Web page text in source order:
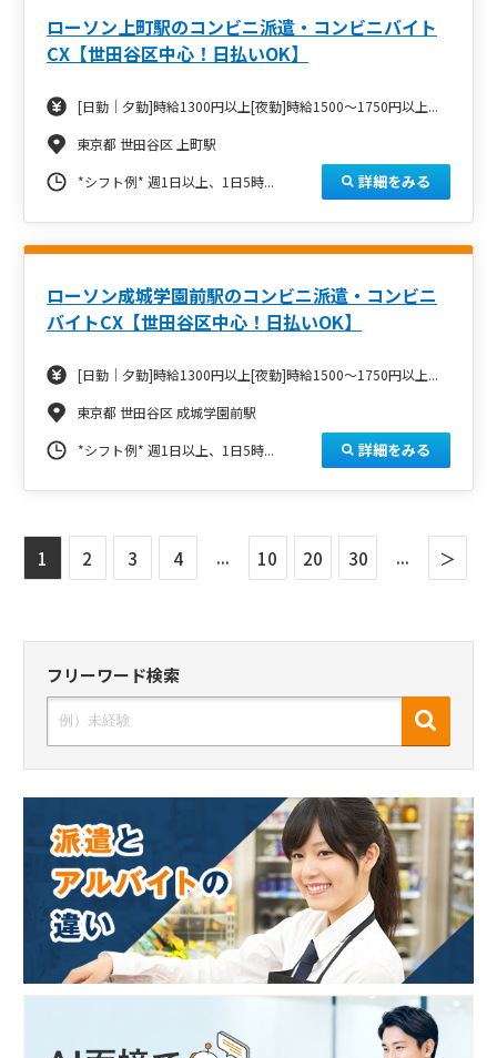
ローソン上町駅のコンビニ派遣・コンビニバイト
CX【世田谷区中心！日払いOK】
[日勤｜夕勤]時給1300円以上[夜勤]時給1500～1750円以上...
東京都 世田谷区 上町駅
*シフト例* 週1日以上、1日5時... 詳細をみる
ローソン成城学園前駅のコンビニ派遣・コンビニ
バイトCX【世田谷区中心！日払いOK】
[日勤｜夕勤]時給1300円以上[夜勤]時給1500～1750円以上...
東京都 世田谷区 成城学園前駅
*シフト例* 週1日以上、1日5時... 詳細をみる
1 2 3 4 ... 10 20 30 ... ＞
フリーワード検索